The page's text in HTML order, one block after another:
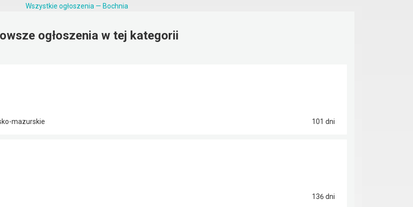
Wszystkie ogłoszenia — Bochnia
ogłoszenia w tej kategorii
mazurskie 101 dni
136 dni